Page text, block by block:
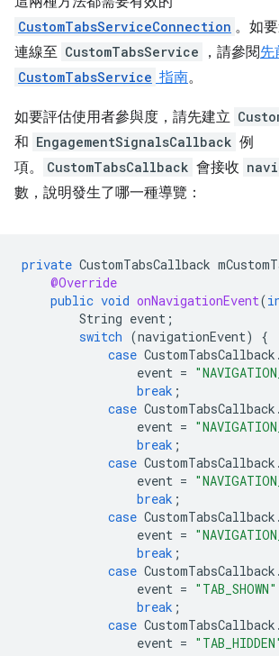
CustomTabsServiceConnection 。如
連線至 CustomTabsService ，請參閱先
CustomTabsService 指南。
如要評估使用者參與度，請先建立
和 EngagementSignalsCallback 例
項。
CustomTabsCallback 會接收
數，說明發生了哪一種導覽：
private CustomTabsCallback
@Override
public void onNavigationEvent(
String event ;
switch (navigationEvent)
{
case CustomTabsCallback .
event =
break ;
case CustomTabsCallback .
event =
break ;
case CustomTabsCallback .
event =
break ;
case CustomTabsCallback .
event =
break ;
case CustomTabsCallback .
event = "TAB_SHOWN"
break ;
case CustomTabsCallback .
event =